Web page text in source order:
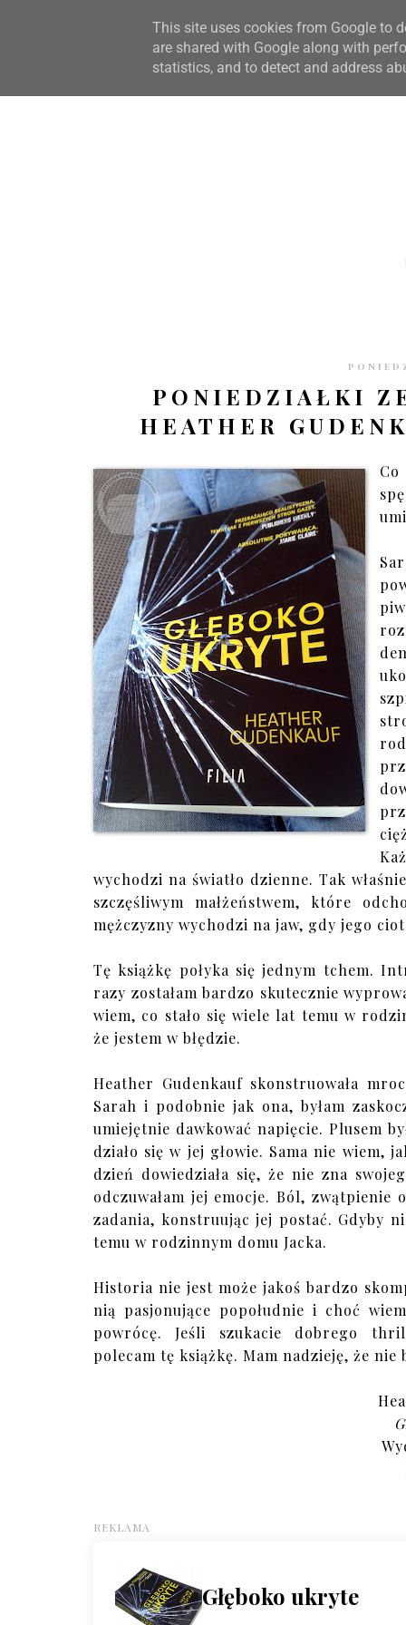
STRONA GŁÓWNA WSPÓŁPRACA RECENZJE O
PONIEDZIAŁKI
HEATHER
wychodzi na światło dzienne. Tak
szczęśliwym małżeństwem, które
mężczyzny wychodzi na jaw, gdy jego
Tę książkę połyka się jednym tchem.
razy zostałam bardzo skutecznie
wiem, co stało się wiele lat temu w
że jestem w błędzie.
Heather Gudenkauf skonstruowała
Sarah i podobnie jak ona, byłam
umiejętnie dawkować napięcie. Plusem
działo się w jej głowie. Sama nie wiem,
dzień dowiedziała się, że nie zna
odczuwałam jej emocje. Ból, zwątpienie
zadania, konstruując jej postać. Gdyby
temu w rodzinnym domu Jacka.
Historia nie jest może jakoś bardzo
nią pasjonujące popołudnie i choć
powrócę. Jeśli szukacie dobrego
polecam tę książkę. Mam nadzieję, że
This site uses cookies from Google to
are shared with Google along with
statistics, and to detect and address